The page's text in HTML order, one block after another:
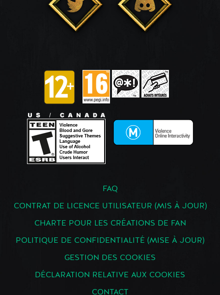
FAQ
CONTRAT DE LICENCE UTILISATEUR (MIS À JOUR)
CHARTE POUR LES CRÉATIONS DE FAN
POLITIQUE DE CONFIDENTIALITÉ (MISE À JOUR)
GESTION DES COOKIES
DÉCLARATION RELATIVE AUX COOKIES
CONTACT